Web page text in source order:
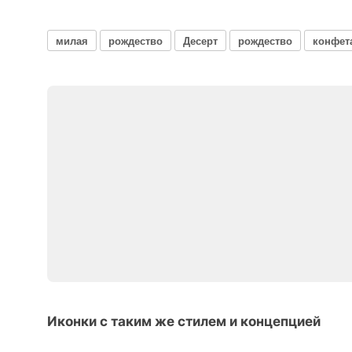
милая рождество Десерт рождество
Иконки с таким же стилем и концепцией